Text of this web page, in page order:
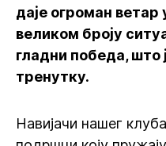
даје огроман ветар
великом броју
гладни победа, што
тренутку.
Навијачи нашег